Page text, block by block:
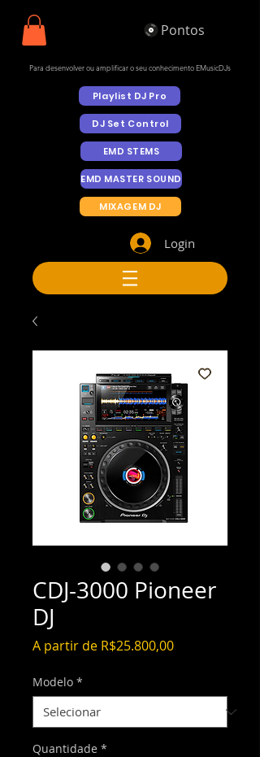
Pontos
Para desenvolver ou amplificar o seu conhecimento EMusicDJs
Playlist DJ Pro
DJ Set Control
EMD STEMS
EMD MASTER SOUND
MIXAGEM DJ
Login
CDJ-3000 Pioneer
DJ
A partir de R$25.800,00Preço
Modelo *
Quantidade *